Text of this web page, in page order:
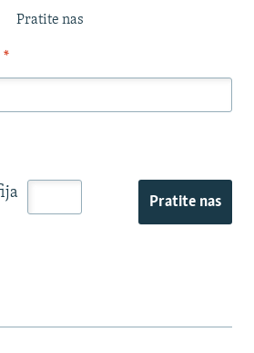
Pratite nas
*
Pratite nas